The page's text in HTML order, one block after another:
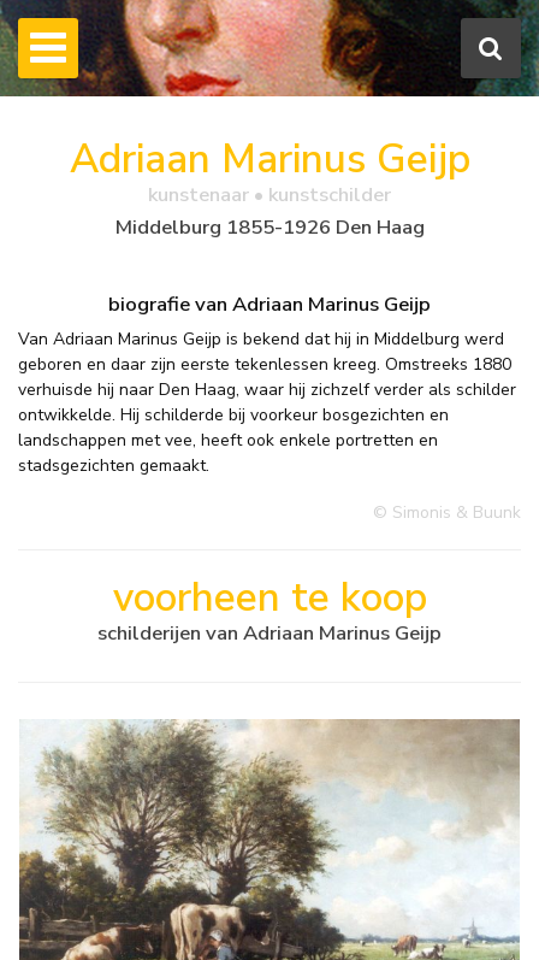
Adriaan Marinus Geijp
kunstenaar • kunstschilder
Middelburg 1855-1926 Den Haag
biografie van Adriaan Marinus Geijp
Van Adriaan Marinus Geijp is bekend dat hij in Middelburg werd
geboren en daar zijn eerste tekenlessen kreeg. Omstreeks 1880
verhuisde hij naar Den Haag, waar hij zichzelf verder als schilder
ontwikkelde. Hij schilderde bij voorkeur bosgezichten en
landschappen met vee, heeft ook enkele portretten en
stadsgezichten gemaakt.
© Simonis & Buunk
voorheen te koop
schilderijen van Adriaan Marinus Geijp